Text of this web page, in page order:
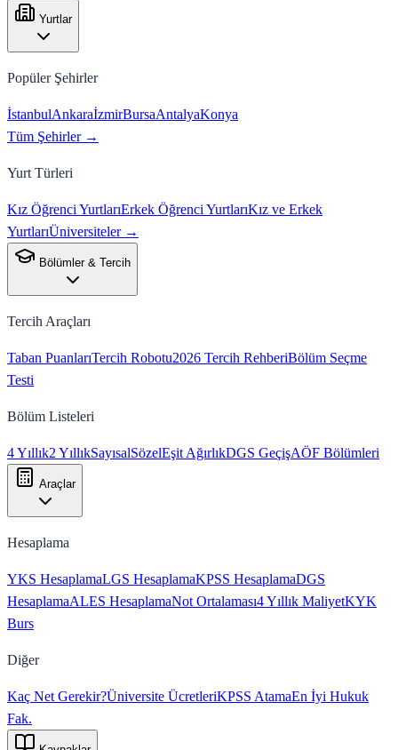
Yurtlar
Popüler Şehirler
İstanbulAnkaraİzmirBursaAntalyaKonya
Tüm Şehirler →
Yurt Türleri
Kız Öğrenci YurtlarıErkek Öğrenci YurtlarıKız ve Erkek
YurtlarıÜniversiteler →
Bölümler & Tercih
Tercih Araçları
Taban PuanlarıTercih Robotu2026 Tercih RehberiBölüm Seçme
Testi
Bölüm Listeleri
4 Yıllık2 YıllıkSayısalSözelEşit AğırlıkDGS GeçişAÖF Bölümleri
Araçlar
Hesaplama
YKS HesaplamaLGS HesaplamaKPSS HesaplamaDGS
HesaplamaALES HesaplamaNot Ortalaması4 Yıllık MaliyetKYK
Burs
Diğer
Kaç Net Gerekir?Üniversite ÜcretleriKPSS AtamaEn İyi Hukuk
Fak.